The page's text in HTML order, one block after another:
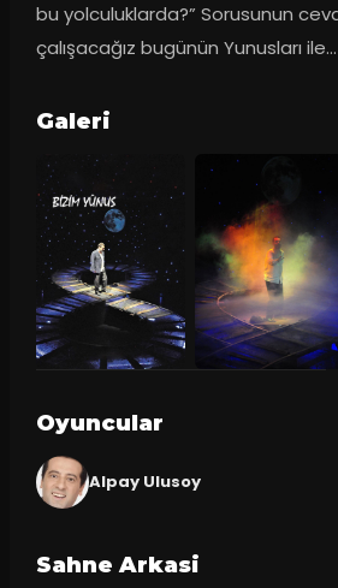
bu yolculuklarda?” Sorusunun
çalışacağız bugünün Yunusları ile…
Galeri
Oyuncular
Alpay Ulusoy
Sahne Arkasi